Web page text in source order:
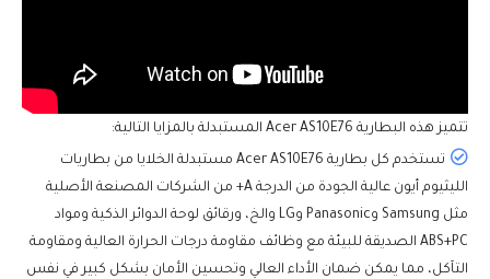
تتميز هذه البطارية Acer AS10E76 المستبدلة بالمزايا التالية:
تستخدم كل بطارية Acer AS10E76 مستبدلة الخلايا من بطاريات
الليثيوم أيون عالية الجودة من الدرجة A+ من الشركات المصنعة الأصلية
مثل Samsung وPanasonic وLG والخ، ورقائق لوحة الدوائر الذكية ومواد
ABS+PC الصديقة للبيئة مع وظائف مقاومة درجات الحرارة العالية ومقاومة
التآكل، مما يمكن ضمان الأداء العالي وتحسين الأمان بشكل كبير في نفس